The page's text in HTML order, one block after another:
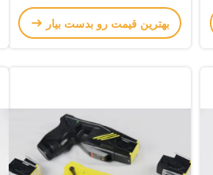
1400mAh قابل شارژ برای استفاده
پلیس
بهترین قیمت رو بدست بیار